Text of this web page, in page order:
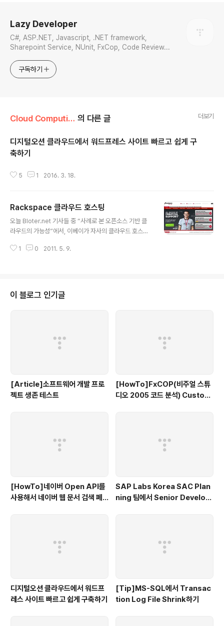
Lazy Developer
C#, ASP.NET, Javascript, .NET framework,
Sharepoint Service, NUnit, FxCop, Code Review...
구독하기
Cloud Computing 의 다른 글 더보기
디지털오션 클라우드에서 워드프레스 사이트 빠르고 쉽게 구
축하기
5 1 2016. 3. 18.
Rackspace 클라우드 호스팅
오늘 Bloter.net 기사들 중 “사례로 본 오픈소스 기반 클
라우드의 가능성”에서, 이베이가 자사의 클라우드 호스팅
언급이 있었습니다. 그래서 조금 둘러 보았는데, 확실히 아
드 파일 서비스를 제공하고 있습니다. 아시아 지역에서도
서비스가 된다면 더 좋을텐데 하는 생각이 드는군요. 아래
1 0 2011. 5. 9.
이 블로그 인기글
[Article]소프트웨어 개발 프로
젝트 생존 테스트
[HowTo]FxCOP(비주얼 스튜
디오 2005 코드 분석) Custom
[HowTo]네이버 Open API를
사용해서 네이버 웹 문서 검색 페
SAP Labs Korea SAC Plan
ning 팀에서 Senior Develop
디지털오션 클라우드에서 워드프
레스 사이트 빠르고 쉽게 구축하기
[Tip]MS-SQL에서 Transac
tion Log File Shrink하기